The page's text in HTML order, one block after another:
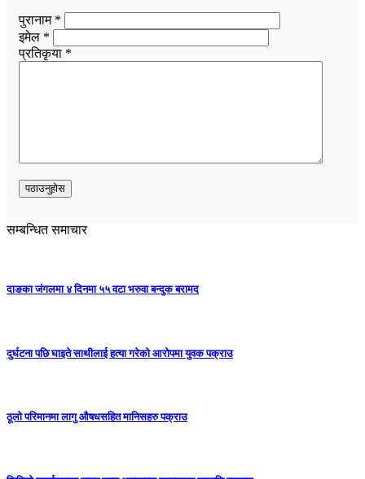
पुरानाम *
इमेल *
प्रतिकृया *
सम्बन्धित समाचार
दाङका जंगलमा ४ दिनमा ५५ वटा भरुवा बन्दुक बरामद
दुर्घटना पछि घाइते साथीलाई हत्या गरेको आरोपमा युवक पक्राउ
ठूलो परिमानमा लागु औषधसहित मानिसहरु पक्राउ